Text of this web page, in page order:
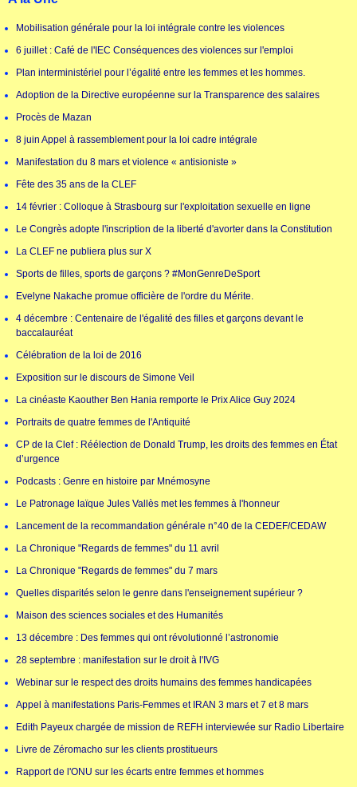
Mobilisation générale pour la loi intégrale contre les violences
6 juillet : Café de l'IEC Conséquences des violences sur l'emploi
Plan interministériel pour l’égalité entre les femmes et les hommes.
Adoption de la Directive européenne sur la Transparence des salaires
Procès de Mazan
8 juin Appel à rassemblement pour la loi cadre intégrale
Manifestation du 8 mars et violence « antisioniste »
Fête des 35 ans de la CLEF
14 février : Colloque à Strasbourg sur l'exploitation sexuelle en ligne
Le Congrès adopte l'inscription de la liberté d'avorter dans la Constitution
La CLEF ne publiera plus sur X
Sports de filles, sports de garçons ? #MonGenreDeSport
Evelyne Nakache promue officière de l'ordre du Mérite.
4 décembre : Centenaire de l'égalité des filles et garçons devant le
baccalauréat
Célébration de la loi de 2016
Exposition sur le discours de Simone Veil
La cinéaste Kaouther Ben Hania remporte le Prix Alice Guy 2024
Portraits de quatre femmes de l'Antiquité
CP de la Clef : Réélection de Donald Trump, les droits des femmes en État
d’urgence
Podcasts : Genre en histoire par Mnémosyne
Le Patronage laïque Jules Vallès met les femmes à l'honneur
Lancement de la recommandation générale n°40 de la CEDEF/CEDAW
La Chronique "Regards de femmes" du 11 avril
La Chronique "Regards de femmes" du 7 mars
Quelles disparités selon le genre dans l'enseignement supérieur ?
Maison des sciences sociales et des Humanités
13 décembre : Des femmes qui ont révolutionné l’astronomie
28 septembre : manifestation sur le droit à l'IVG
Webinar sur le respect des droits humains des femmes handicapées
Appel à manifestations Paris-Femmes et IRAN 3 mars et 7 et 8 mars
Edith Payeux chargée de mission de REFH interviewée sur Radio Libertaire
Livre de Zéromacho sur les clients prostitueurs
Rapport de l'ONU sur les écarts entre femmes et hommes